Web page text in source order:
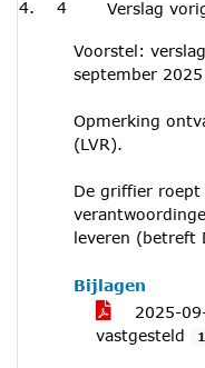
4 Verslag
Voorstel:
september
Opmerking
(LVR).
De griffier roept
leveren (betreft
Bijlagen
2025-
vastgesteld